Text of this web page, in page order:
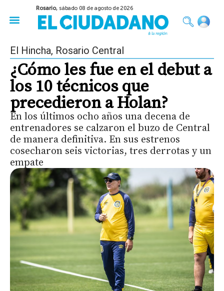
Rosario, sábado 08 de agosto de 2026
El Hincha, Rosario Central
¿Cómo les fue en el debut a
los 10 técnicos que
precedieron a Holan?
En los últimos ocho años una decena de
entrenadores se calzaron el buzo de Central
de manera definitiva. En sus estrenos
cosecharon seis victorias, tres derrotas y un
empate